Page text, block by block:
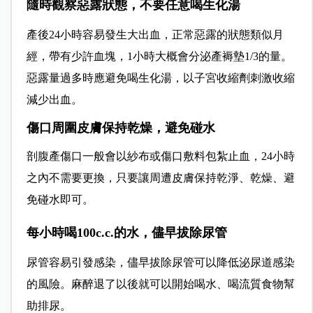
隨時觀察惡露狀態，不要任意喝生化湯
產後24小時容易發生大出血，正常惡露的狀態類似月
經，帶有少許血塊，1小時大概會分泌產褥墊1/3的量。
惡露量過多時應避免喝生化湯，以子宮收縮劑刺激收縮
減少出血。
傷口周圍皮膚保持乾燥，避免碰水
剖腹產傷口一般會以紗布或傷口敷料包紮止血，24小時
之內不需要更換，只要讓周遭皮膚保持乾淨、乾燥、避
免碰水即可。
每小時喝100c.c.的水，儘早拔除尿管
尿管容易引發感染，儘早拔除尿管可以降低泌尿道感染
的風險。麻醉退了以後就可以開始喝水、喝流質食物幫
助排尿。